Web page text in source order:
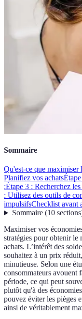
Sommaire
Qu'est-ce que maximiser
Planifiez vos achats
:Étape 3 : Recherchez
: Utilisez des outils de
impulsifsChecklist avant
Sommaire(10 sections
Maximiser vos
stratégies pour obtenir
achats. L’intérêt des
souhaitez à un prix
minutieuse. Selon une
consommateurs avouent
période, ce qui peut
plutôt qu'à des
pouvez éviter les pièges
ainsi de véritablement